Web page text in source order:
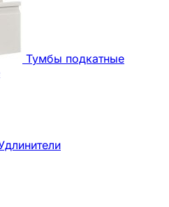
Тумбы подкатные